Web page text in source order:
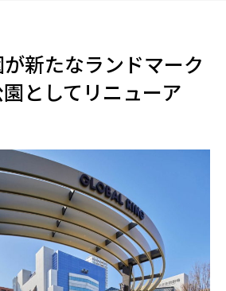
新たなランドマーク
としてリニューア